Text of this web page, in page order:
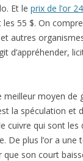
Et le prix de l’or
55 $. On
autres
d’appréhender,
moyen de
la spéculation et
cuivre qui sont les
De plus l’or a une
que son court